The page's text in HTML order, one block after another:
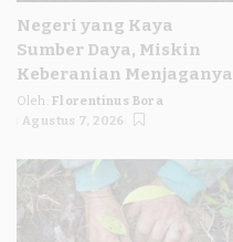
Negeri yang Kaya
Sumber Daya, Miskin
Keberanian Menjaganya
Posted
by
Oleh: Florentinus Bora
Agustus 7, 2026